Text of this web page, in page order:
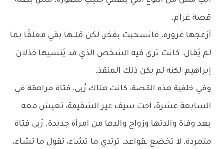
قصة غرام.
أزعجها غروره، فانسحبت بفخر، لكن قلبها بقي معلقًا بما
لم يُقال. كانت ترى فيه الشخص الذي قد يُنسيها خذلان
إبراهيم، لكنه لم يكن ذلك المنقذ.
وفي خلفية هذه القصة، كانت هناك رُبى، فتاة مراهقة في
السابعة عشرة، أخت سيف غير الشقيقة، تعيش معه
بعد وفاة والدتها وزواج والدها من امرأة جديدة. رُبى فتاة
متمردة، لا تخضع لقواعد، ترتدي ما تشاء، تقول ما تشاء،